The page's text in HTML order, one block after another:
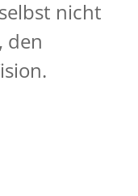
nicht
den